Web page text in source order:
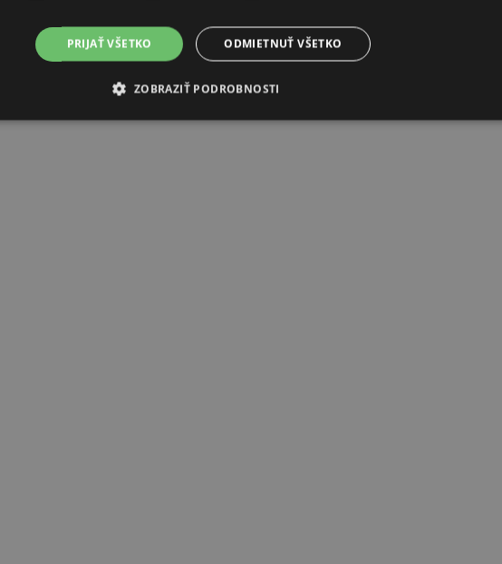
PRIJAŤ VŠETKO ODMIETNUŤ VŠETKO
ZOBRAZIŤ PODROBNOSTI